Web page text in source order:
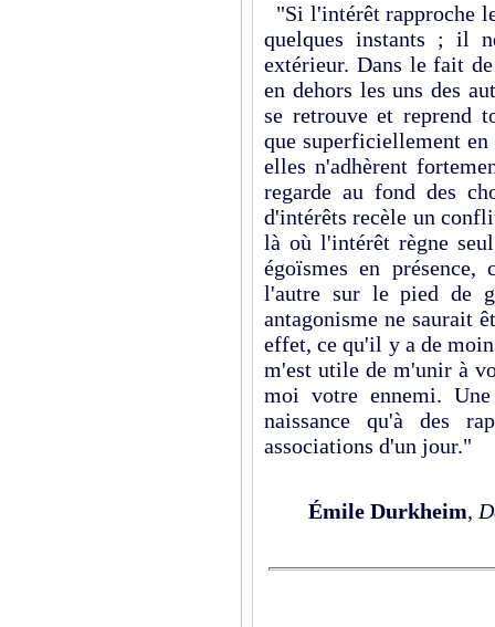
"Si l'intérêt rapproche
quelques instants ; il
extérieur. Dans le fait
en dehors les uns des
se retrouve et reprend
que superficiellement
elles n'adhèrent
regarde au fond des
d'intérêts recèle un
là où l'intérêt règne
égoïsmes en
l'autre sur le pied de
antagonisme ne saurait
effet, ce qu'il y a de
m'est utile de m'unir à
moi votre ennemi.
naissance qu'à des
associations d'un jour."
Émile Durkheim,